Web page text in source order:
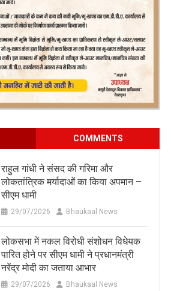
COMMENTS
राहुल गांधी ने संसद की गरिमा और
लोकतांत्रिक मर्यादाओं का किया अपमान –
सीएम धामी
29/07/2026 Bhaukaal News
लोकसभा में नकल विरोधी संशोधन विधेयक
पारित होने पर सीएम धामी ने प्रधानमंत्री
नरेंद्र मोदी का जताया आभार
29/07/2026 Bhaukaal News